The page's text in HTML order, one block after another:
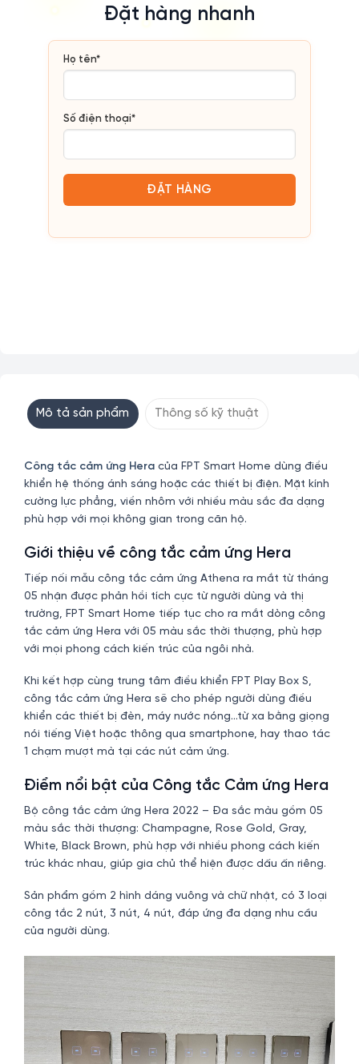
Đặt hàng nhanh
Họ tên*
Số điện thoại*
Mô tả sản phẩm Thông số kỹ thuật
Công tắc cảm ứng Hera của FPT Smart Home dùng điều
khiển hệ thống ánh sáng hoặc các thiết bị điện. Mặt kính
cường lực phẳng, viền nhôm với nhiều màu sắc đa dạng
phù hợp với mọi không gian trong căn hộ.
Giới thiệu về công tắc cảm ứng Hera
Tiếp nối mẫu công tắc cảm ứng Athena ra mắt từ tháng
05 nhận được phản hồi tích cực từ người dùng và thị
trường, FPT Smart Home tiếp tục cho ra mắt dòng công
tắc cảm ứng Hera với 05 màu sắc thời thượng, phù hợp
với mọi phong cách kiến trúc của ngôi nhà.
Khi kết hợp cùng trung tâm điều khiển FPT Play Box S,
công tắc cảm ứng Hera sẽ cho phép người dùng điều
khiển các thiết bị đèn, máy nước nóng…từ xa bằng giọng
nói tiếng Việt hoặc thông qua smartphone, hay thao tác
1 chạm mượt mà tại các nút cảm ứng.
Điểm nổi bật của Công tắc Cảm ứng Hera
Bộ công tắc cảm ứng Hera 2022 – Đa sắc màu gồm 05
màu sắc thời thượng: Champagne, Rose Gold, Gray,
White, Black Brown, phù hợp với nhiều phong cách kiến
trúc khác nhau, giúp gia chủ thể hiện được dấu ấn riêng.
Sản phẩm gồm 2 hình dáng vuông và chữ nhật, có 3 loại
công tắc 2 nút, 3 nút, 4 nút, đáp ứng đa dạng nhu cầu
của người dùng.